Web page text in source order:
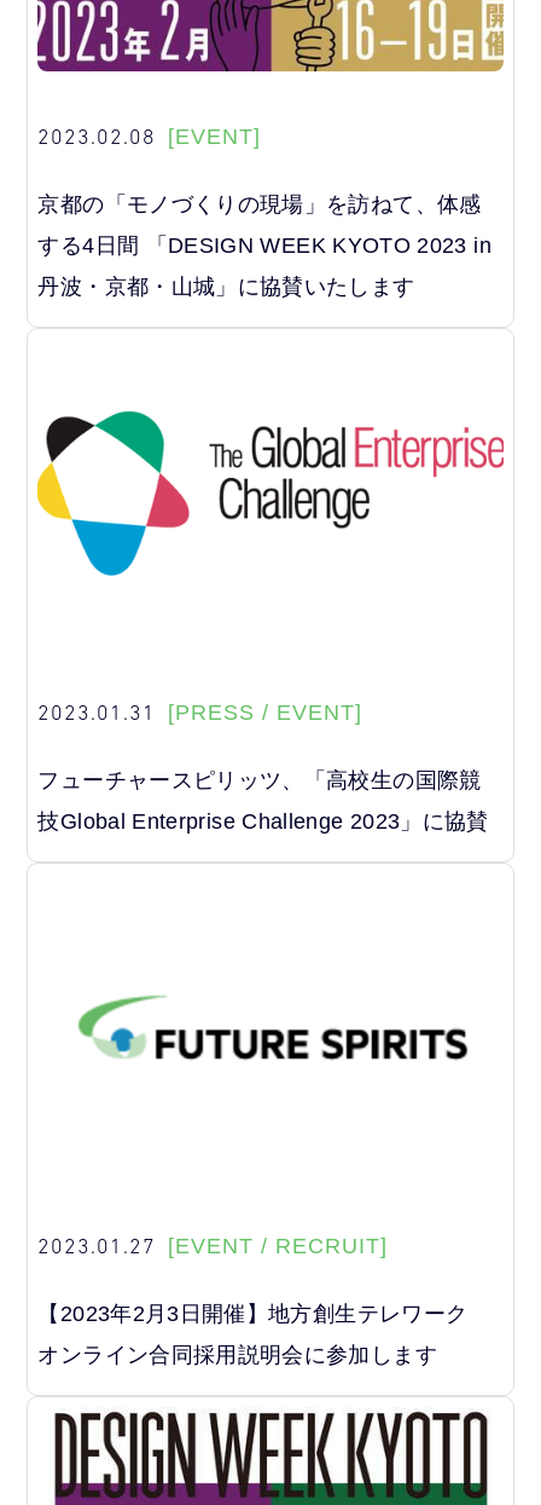
2023.02.08 [EVENT]
京都の「モノづくりの現場」を訪ねて、体感
する4日間 「DESIGN WEEK KYOTO 2023 in
丹波・京都・山城」に協賛いたします
2023.01.31 [PRESS / EVENT]
フューチャースピリッツ、「高校生の国際競
技Global Enterprise Challenge 2023」に協賛
2023.01.27 [EVENT / RECRUIT]
【2023年2月3日開催】地方創生テレワーク
オンライン合同採用説明会に参加します